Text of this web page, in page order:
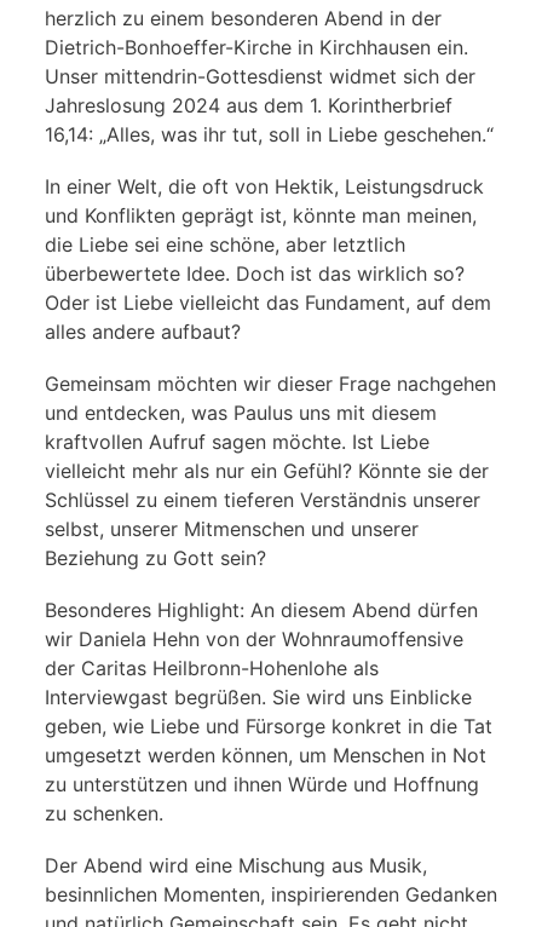
herzlich zu einem besonderen Abend in der
Dietrich-Bonhoeffer-Kirche in Kirchhausen ein.
Unser mittendrin-Gottesdienst widmet sich der
Jahreslosung 2024 aus dem 1. Korintherbrief
16,14: „Alles, was ihr tut, soll in Liebe geschehen.“
In einer Welt, die oft von Hektik, Leistungsdruck
und Konflikten geprägt ist, könnte man meinen,
die Liebe sei eine schöne, aber letztlich
überbewertete Idee. Doch ist das wirklich so?
Oder ist Liebe vielleicht das Fundament, auf dem
alles andere aufbaut?
Gemeinsam möchten wir dieser Frage nachgehen
und entdecken, was Paulus uns mit diesem
kraftvollen Aufruf sagen möchte. Ist Liebe
vielleicht mehr als nur ein Gefühl? Könnte sie der
Schlüssel zu einem tieferen Verständnis unserer
selbst, unserer Mitmenschen und unserer
Beziehung zu Gott sein?
Besonderes Highlight: An diesem Abend dürfen
wir Daniela Hehn von der Wohnraumoffensive
der Caritas Heilbronn-Hohenlohe als
Interviewgast begrüßen. Sie wird uns Einblicke
geben, wie Liebe und Fürsorge konkret in die Tat
umgesetzt werden können, um Menschen in Not
zu unterstützen und ihnen Würde und Hoffnung
zu schenken.
Der Abend wird eine Mischung aus Musik,
besinnlichen Momenten, inspirierenden Gedanken